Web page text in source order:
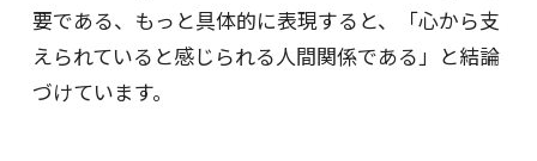
要である、もっと具体的に表現すると、「心から支
えられていると感じられる人間関係である」と結論
づけています。